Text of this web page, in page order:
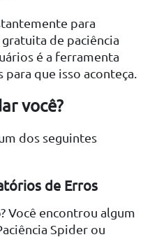
para
de paciência
é a ferramenta
que isso aconteça.
você?
dos seguintes
de Erros
Você encontrou algum
Spider ou